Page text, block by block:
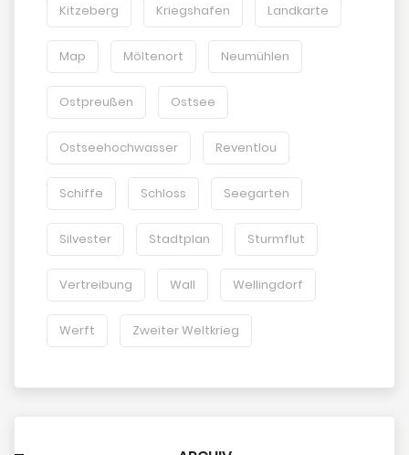
Kitzeberg Kriegshafen Landkarte
Map Möltenort Neumühlen
Ostpreußen Ostsee
Ostseehochwasser Reventlou
Schiffe Schloss Seegarten
Silvester Stadtplan Sturmflut
Vertreibung Wall Wellingdorf
Werft Zweiter Weltkrieg